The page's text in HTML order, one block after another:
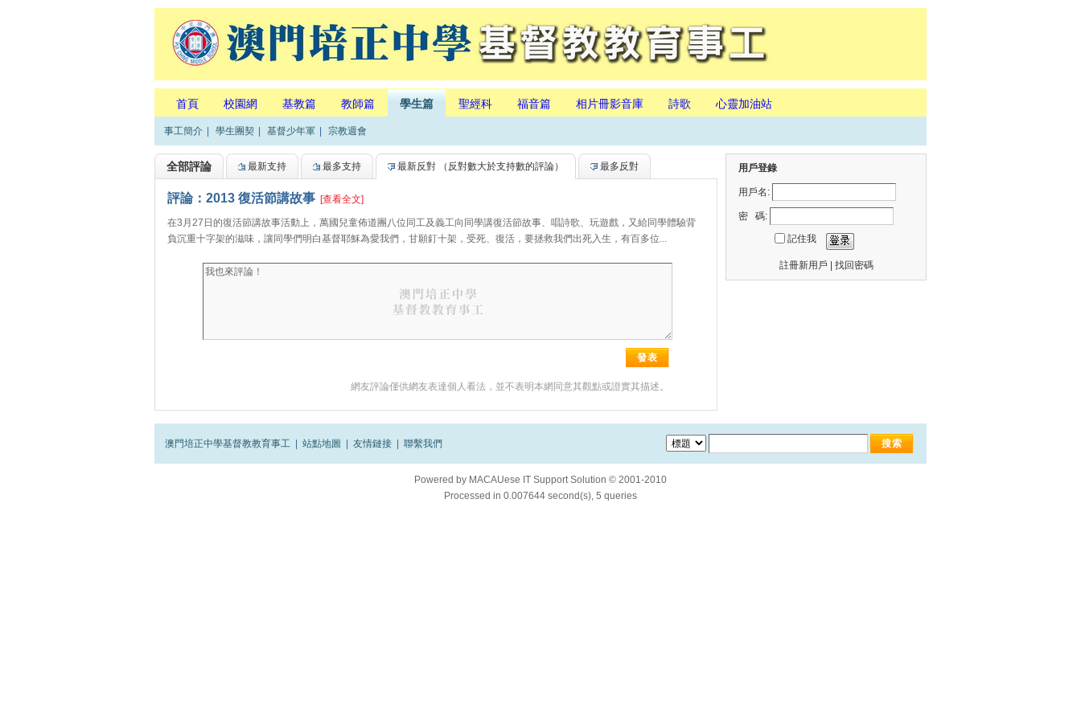
首頁 校園網 基教篇 教師篇 學生篇 聖經科 福音篇 相片冊影音庫 詩歌 心靈加油站
事工簡介 學生團契 基督少年軍 宗教週會
全部評論 最新支持 最多支持 最新反對 （反對數大於支持數的評論） 最多反對
評論：2013 復活節講故事 [查看全文]
在3月27日的復活節講故事活動上，萬國兒童佈道團八位同工及義工向同學講復活節故事、唱詩歌、玩遊戲，又給同學體驗背
負沉重十字架的滋味，讓同學們明白基督耶穌為愛我們，甘願釘十架，受死、復活，要拯救我們出死入生，有百多位...
網友評論僅供網友表達個人看法，並不表明本網同意其觀點或證實其描述。
用戶登錄
用戶名:
密 碼:
記住我
註冊新用戶 找回密碼
澳門培正中學基督教教育事工 站點地圖 友情鏈接 聯繫我們
Powered by MACAUese IT Support Solution © 2001-2010
Processed in 0.007644 second(s), 5 queries